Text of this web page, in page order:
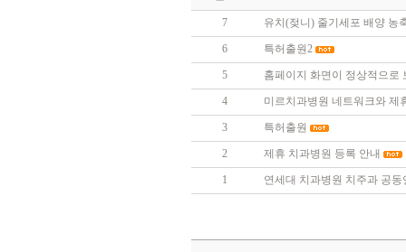
7 유치(젖니) 줄기세포 배양 농
6 특허출원2
5 홈페이지 화면이 정상적으로
4 미르치과병원 네트워크와 제
3 특허출원
2 제휴 치과병원 등록 안내
1 연세대 치과병원 치주과 공동